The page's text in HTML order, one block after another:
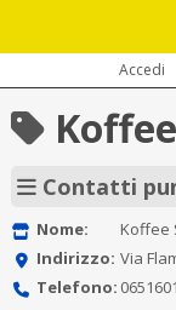
Accedi
Contatti
Nome:
Koffee
Indirizzo: Via
Telefono: